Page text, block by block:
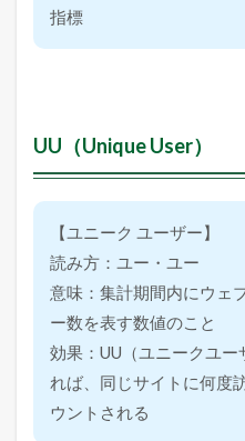
に
つ
い
め
指標
UU（Unique User）
【ユニーク ユーザー】
読み方：ユー・ユー
意味：集計期間内にウェ
ー数を表す数値のこと
効果：UU（ユニークユ
れば、同じサイトに何度
ウントされる